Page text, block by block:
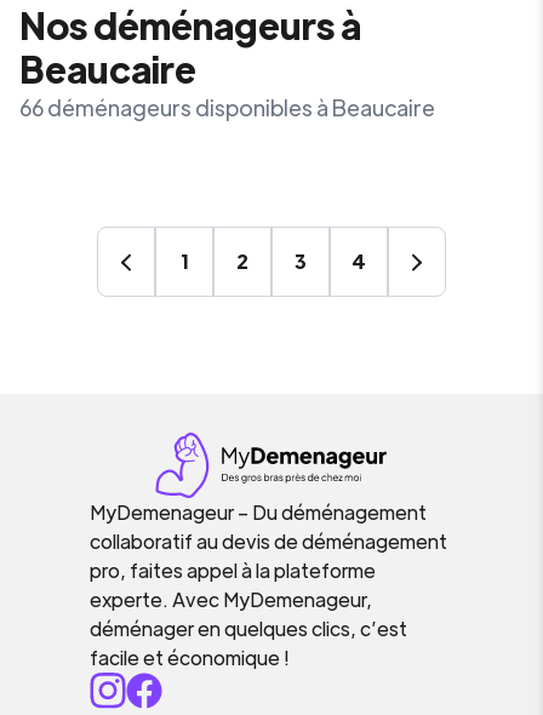
Nos déménageurs à
Beaucaire
66 déménageurs disponibles à Beaucaire
1 2 3 4
MyDemenageur – Du déménagement
collaboratif au devis de déménagement
pro, faites appel à la plateforme
experte. Avec MyDemenageur,
déménager en quelques clics, c’est
facile et économique !